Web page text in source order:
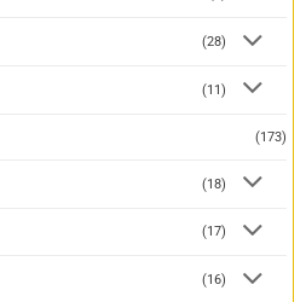
(28)
(11)
(173)
(18)
(17)
(16)